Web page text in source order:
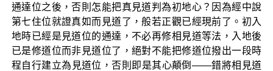
通達位之後，否則怎能把真見道判為初地心？因為經中說
第七住位就證真如而見道了，般若正觀已經現前了。初入
地時已經是見道位的通達，不必再修相見道等法，入地後
已是修道位而非見道位了，絕對不能把修道位撥出一段時
程自行建立為見道位，否則即是其心顛倒——錯將相見道